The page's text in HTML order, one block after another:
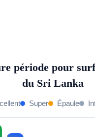
période pour
du Sri Lanka
Super Épaule